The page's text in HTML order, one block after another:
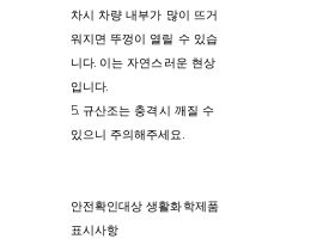
차시 차량 내부가 많이 뜨거
워지면 뚜껑이 열릴 수 있습
니다. 이는 자연스러운 현상
입니다.
5. 규산조는 충격시 깨질 수
있으니 주의해주세요.
안전확인대상 생활화학제품
표시사항